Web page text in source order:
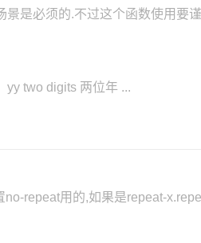
是必须的.不过这个函数使用要
two digits 两位年 ...
repeat用的,如果是repeat-